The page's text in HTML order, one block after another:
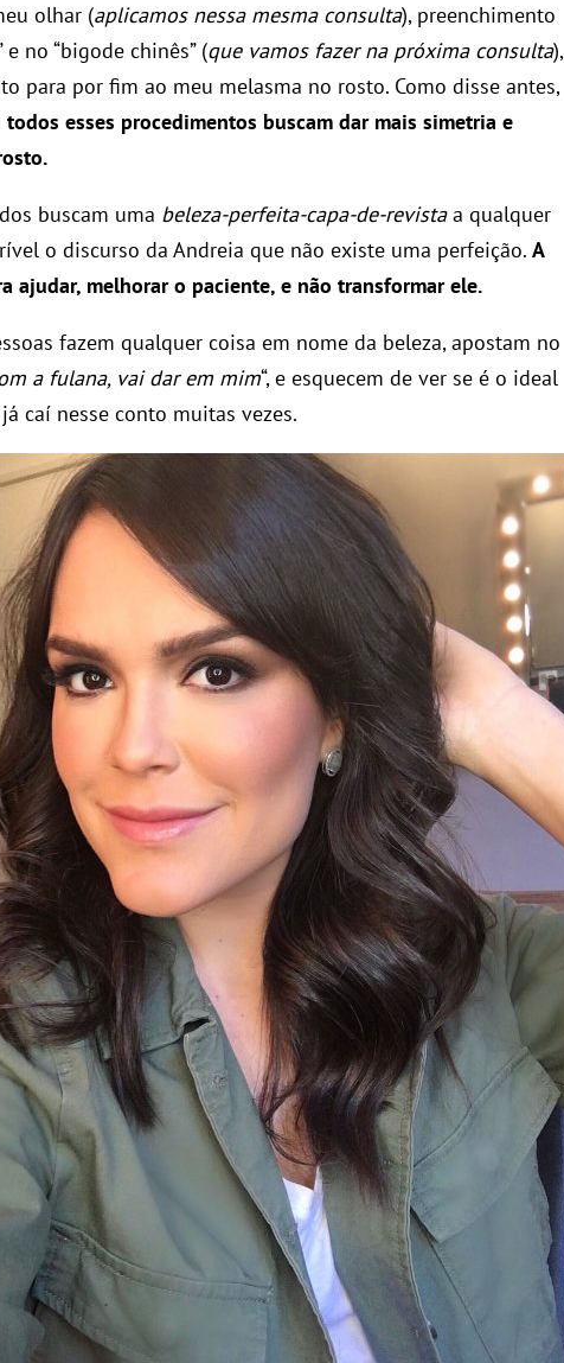
olhar (aplicamos nessa mesma consulta), preenchimento
e no “bigode chinês” (que vamos fazer na próxima consulta),
para por fim ao meu melasma no rosto. Como disse antes,
todos esses procedimentos buscam dar mais simetria e
buscam uma beleza-perfeita-capa-de-revistaa qualquer
o discurso da Andreia que não existe uma perfeição. A
ajudar, melhorar o paciente, e não transformar ele.
fazem qualquer coisa em nome da beleza, apostam no
a fulana, vai dar em mim“, e esquecem de ver se é o ideal
caí nesse conto muitas vezes.